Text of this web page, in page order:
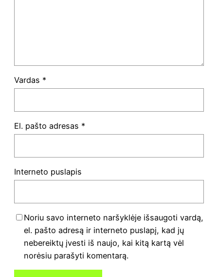
Vardas *
El. pašto adresas *
Interneto puslapis
Noriu savo interneto naršyklėje išsaugoti vardą,
el. pašto adresą ir interneto puslapį, kad jų
nebereiktų įvesti iš naujo, kai kitą kartą vėl
norėsiu parašyti komentarą.